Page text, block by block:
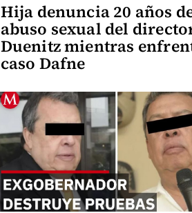
Hija denuncia 20 años
abuso sexual del
Duenitz mientras
caso Dafne